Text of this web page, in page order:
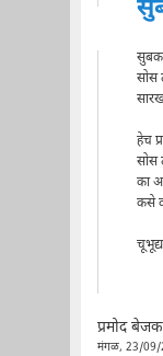
सोस
हेच
सोस
का
कसे
प्रमोद
मंगळ, 23/09/